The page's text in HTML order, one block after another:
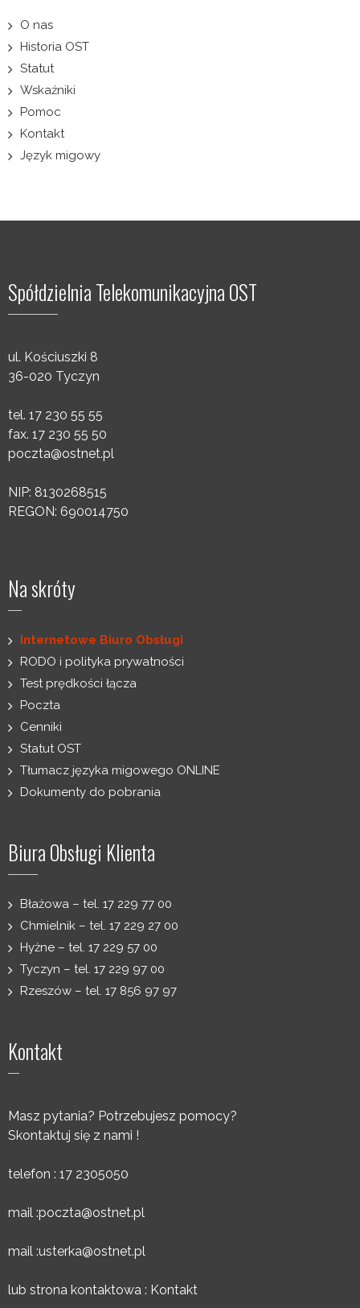
O nas
Historia OST
Statut
Wskaźniki
Pomoc
Kontakt
Język migowy
Spółdzielnia Telekomunikacyjna OST
ul. Kościuszki 8
36-020 Tyczyn
tel. 17 230 55 55
fax. 17 230 55 50
poczta@ostnet.pl
NIP: 8130268515
REGON: 690014750
Na skróty
Internetowe Biuro Obsługi
RODO i polityka prywatności
Test prędkości łącza
Poczta
Cenniki
Statut OST
Tłumacz języka migowego ONLINE
Dokumenty do pobrania
Biura Obsługi Klienta
Błażowa – tel. 17 229 77 00
Chmielnik – tel. 17 229 27 00
Hyżne – tel. 17 229 57 00
Tyczyn – tel. 17 229 97 00
Rzeszów – tel. 17 856 97 97
Kontakt
Masz pytania? Potrzebujesz pomocy?
Skontaktuj się z nami !
telefon : 17 2305050
mail :poczta@ostnet.pl
mail :usterka@ostnet.pl
lub strona kontaktowa : Kontakt